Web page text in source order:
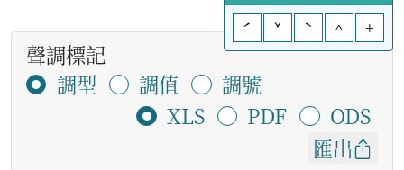
ˊ
ˇ ˋ ^ +
聲調標記
調型
調值
調號
XLS
PDF
ODS
匯出